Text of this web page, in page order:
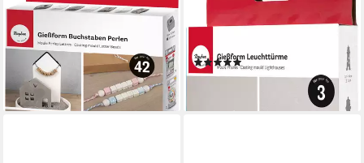
Modellierwerkzeug Perlen-
Buchstaben und Zahlen, 42
Teile
10,49 €
lieferbar - in 4-5 Werktagen bei dir
Modellierwerkzeug
Leuchttürme, 320ml
Füllmenge
(1)
13,49 €
lieferbar - in 4-5 Werktagen bei dir